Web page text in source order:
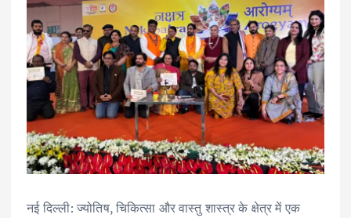
नई दिल्ली: ज्योतिष, चिकित्सा और वास्तु शास्त्र के क्षेत्र में एक